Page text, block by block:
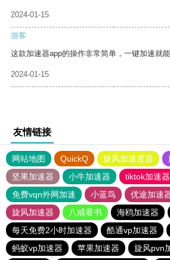
2024-01-15
游客
这款加速器app的操作非常简单，一键加速就
2024-01-15
友情链接
网站地图 QuickQ 旋风加速度器
坚果加速器
小牛加速器 tiktok加速器
免费vqn外网加速
小蓝鸟 优途加速
旋风加速器
八戒看书 海鸥加速器
每天免费2小时加速器
酷通vp加速器
蚂蚁vp加速器
苹果加速器 旋风pvn